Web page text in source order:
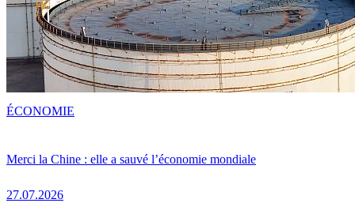
Merci la Chine : elle a sauvé l’économie mondiale
27.07.2026
ÉCONOMIE